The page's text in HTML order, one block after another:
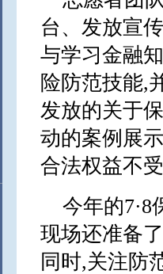
台、发放宣
与学习金融
险防范技能,
发放的关于
动的案例展
合法权益不
今年的
现场还准备
同时,关注防